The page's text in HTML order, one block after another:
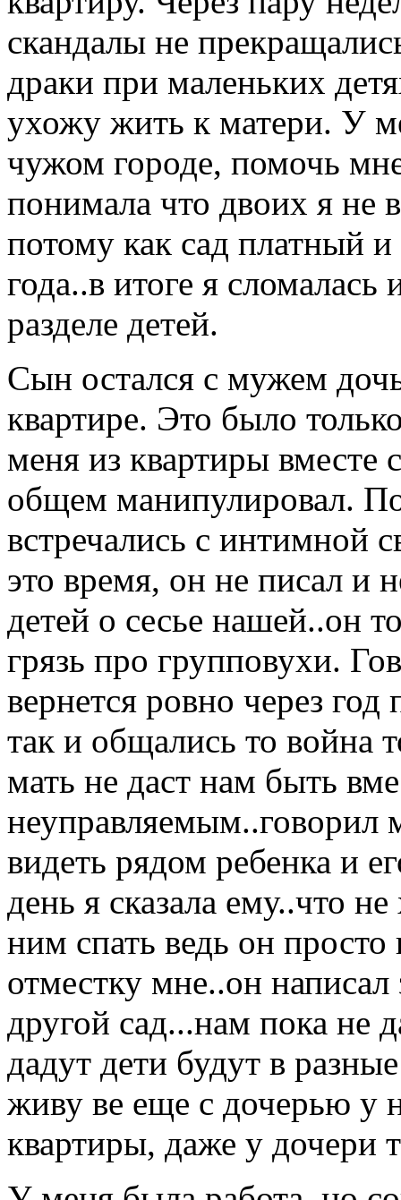
скандалы не
драки при маленьких
ухожу жить к матери. У
чужом городе, помочь
понимала что двоих я не
потому как сад платный
года..в итоге я
разделе детей.
Сын остался с мужем
квартире. Это было
меня из квартиры вместе
общем манипулировал.
встречались с интимной
это время, он не писал и
детей о сесье нашей..он
грязь про групповухи.
вернется ровно через
так и общались то война
мать не даст нам быть
неуправляемым..говорил
видеть рядом ребенка и
день я сказала ему..что
ним спать ведь он просто
отместку мне..он написал
другой сад...нам пока не
дадут дети будут в
живу ве еще с дочерью у
квартиры, даже у дочери